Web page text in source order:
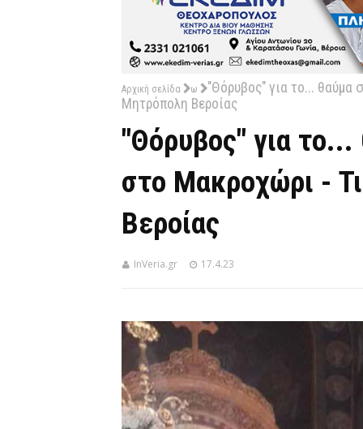
Αρχική σελίδα ω
"Θόρυβος" για το... θαύμα
Μητρόπολη Βεροίας
"Θόρυβος" για
στο Μακροχώρι -
Βεροίας
InVeria.gr 17.4.23